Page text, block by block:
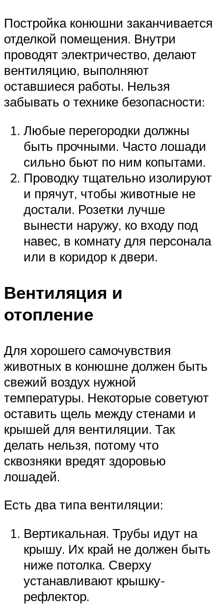
Постройка конюшни заканчивается
отделкой помещения. Внутри
проводят электричество, делают
вентиляцию, выполняют
оставшиеся работы. Нельзя
забывать о технике безопасности:
Любые перегородки должны
быть прочными. Часто лошади
сильно бьют по ним копытами.
Проводку тщательно изолируют
и прячут, чтобы животные не
достали. Розетки лучше
вынести наружу, ко входу под
навес, в комнату для персонала
или в коридор к двери.
Вентиляция и
отопление
Для хорошего самочувствия
животных в конюшне должен быть
свежий воздух нужной
температуры. Некоторые советуют
оставить щель между стенами и
крышей для вентиляции. Так
делать нельзя, потому что
сквозняки вредят здоровью
лошадей.
Есть два типа вентиляции:
Вертикальная. Трубы идут на
крышу. Их край не должен быть
ниже потолка. Сверху
устанавливают крышку-
рефлектор.